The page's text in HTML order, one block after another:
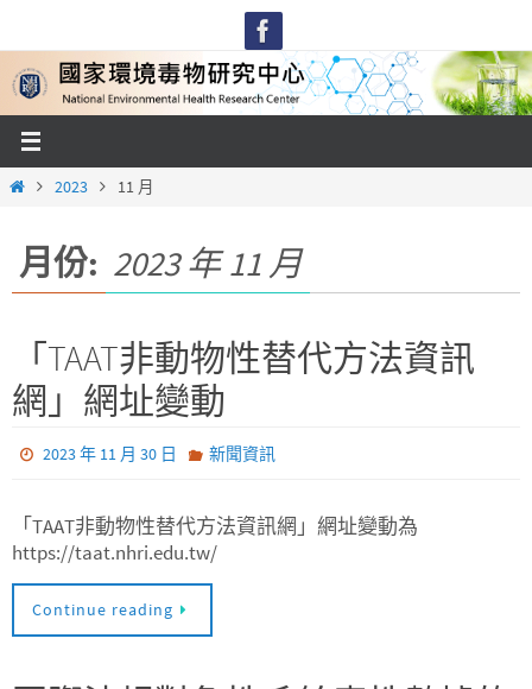
content
Home2023 11 月
月份: 2023 年 11 月
「TAAT非動物性替代方法資訊
網」網址變動
2023 年 11 月 30 日 新聞資訊
「TAAT非動物性替代方法資訊網」網址變動為
https://taat.nhri.edu.tw/
Continue reading